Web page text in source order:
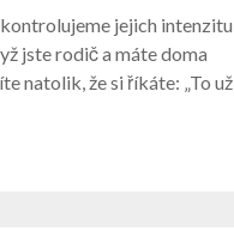
jejich intenzitu
jste rodič a máte doma
natolik, že si říkáte: „To už